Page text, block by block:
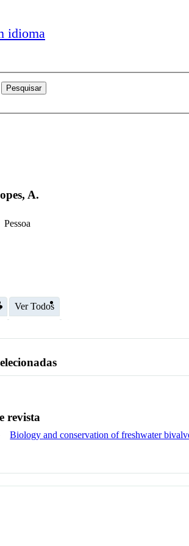
idioma
A.
Pessoa
Ver Todos
revista
Biology and conservation of freshwater